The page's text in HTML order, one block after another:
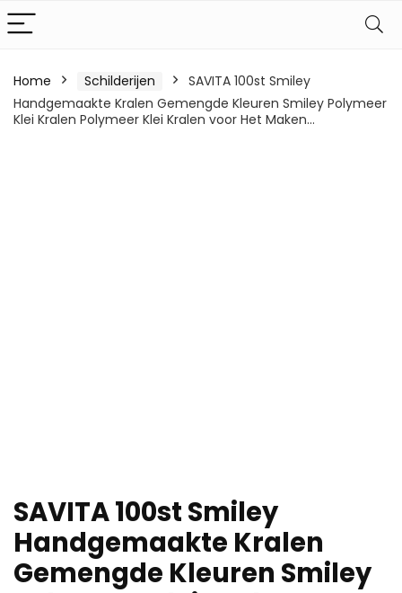
Home Schilderijen
SAVITA 100st Smiley
Handgemaakte Kralen Gemengde Kleuren Smiley Polymeer
Klei Kralen Polymeer Klei Kralen voor Het Maken…
SAVITA 100st Smiley
Handgemaakte Kralen
Gemengde Kleuren Smiley